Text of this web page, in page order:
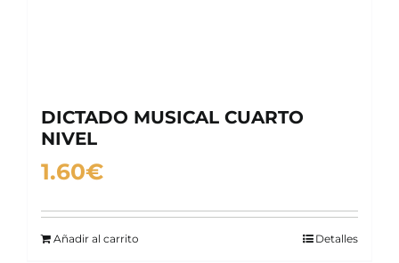
DICTADO MUSICAL CUARTO
NIVEL
1.60€
Añadir al carrito Detalles